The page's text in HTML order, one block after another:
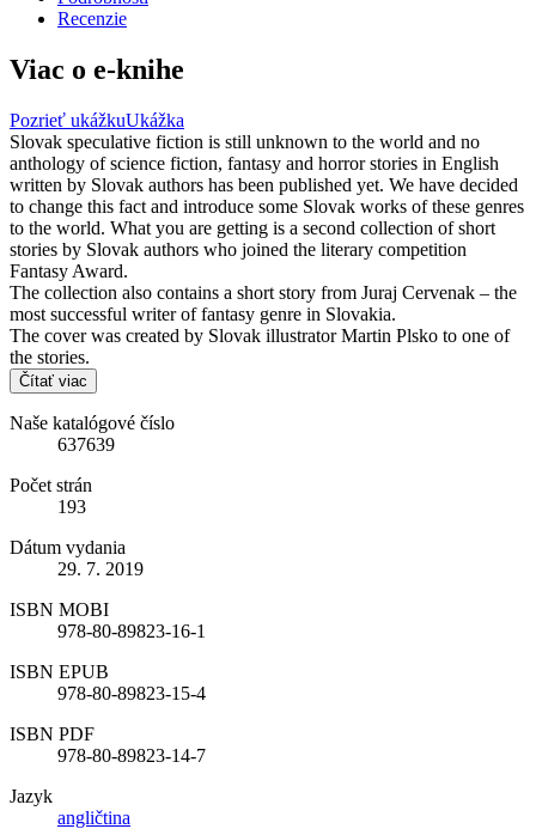
Recenzie
Viac o e-knihe
Pozrieť ukážkuUkážka
Slovak speculative fiction is still unknown to the world and no
anthology of science fiction, fantasy and horror stories in English
written by Slovak authors has been published yet. We have decided
to change this fact and introduce some Slovak works of these genres
to the world. What you are getting is a second collection of short
stories by Slovak authors who joined the literary competition
Fantasy Award.
The collection also contains a short story from Juraj Cervenak – the
most successful writer of fantasy genre in Slovakia.
The cover was created by Slovak illustrator Martin Plsko to one of
the stories.
Čítať viac
Naše katalógové číslo
637639
Počet strán
193
Dátum vydania
29. 7. 2019
ISBN MOBI
978-80-89823-16-1
ISBN EPUB
978-80-89823-15-4
ISBN PDF
978-80-89823-14-7
Jazyk
angličtina